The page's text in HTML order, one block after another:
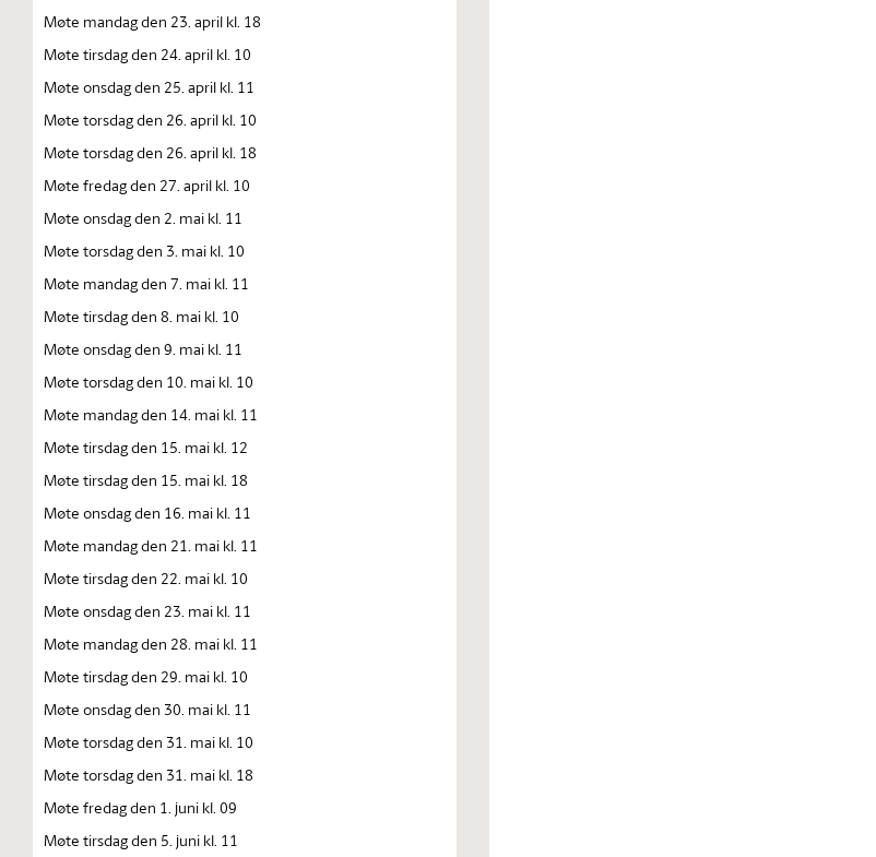
Møte mandag den 23. april kl. 18
Møte tirsdag den 24. april kl. 10
Møte onsdag den 25. april kl. 11
Møte torsdag den 26. april kl. 10
Møte torsdag den 26. april kl. 18
Møte fredag den 27. april kl. 10
Møte onsdag den 2. mai kl. 11
Møte torsdag den 3. mai kl. 10
Møte mandag den 7. mai kl. 11
Møte tirsdag den 8. mai kl. 10
Møte onsdag den 9. mai kl. 11
Møte torsdag den 10. mai kl. 10
Møte mandag den 14. mai kl. 11
Møte tirsdag den 15. mai kl. 12
Møte tirsdag den 15. mai kl. 18
Møte onsdag den 16. mai kl. 11
Møte mandag den 21. mai kl. 11
Møte tirsdag den 22. mai kl. 10
Møte onsdag den 23. mai kl. 11
Møte mandag den 28. mai kl. 11
Møte tirsdag den 29. mai kl. 10
Møte onsdag den 30. mai kl. 11
Møte torsdag den 31. mai kl. 10
Møte torsdag den 31. mai kl. 18
Møte fredag den 1. juni kl. 09
Møte tirsdag den 5. juni kl. 11